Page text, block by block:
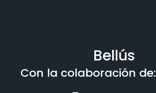
Bellús
Con la colaboración de: